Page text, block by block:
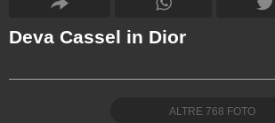
Deva Cassel in Dior
ALTRE 768 FOTO